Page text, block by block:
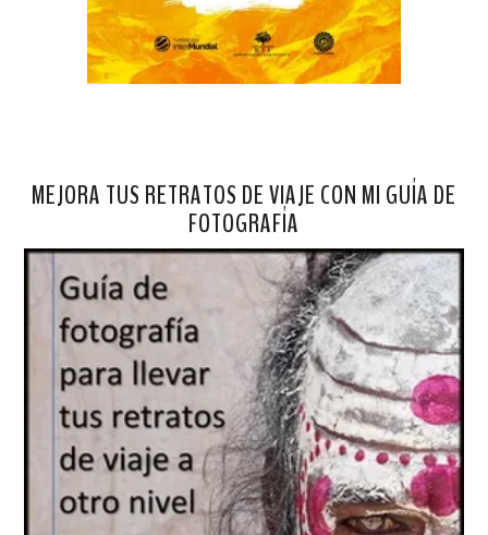
MEJORA TUS RETRATOS DE VIAJE CON MI GUÍA DE
FOTOGRAFÍA